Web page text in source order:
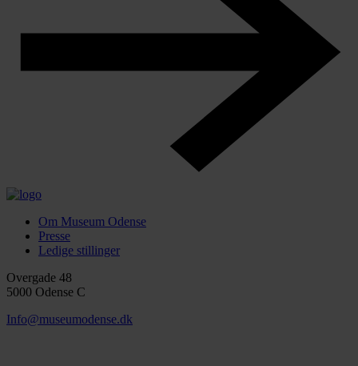
Om Museum Odense
Presse
Ledige stillinger
Overgade 48
5000 Odense C
Info@museumodense.dk